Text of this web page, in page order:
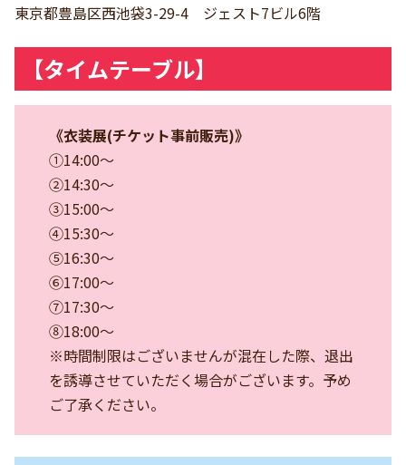
東京都豊島区西池袋3-29-4 ジェスト7ビル6階
【タイムテーブル】
《衣装展(チケット事前販売)》
①14:00〜
②14:30〜
③15:00〜
④15:30〜
⑤16:30〜
⑥17:00〜
⑦17:30〜
⑧18:00〜
※時間制限はございませんが混在した際、退出
を誘導させていただく場合がございます。予め
ご了承ください。